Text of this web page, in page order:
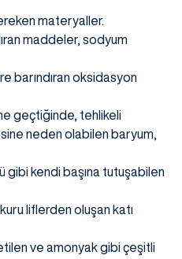
materyaller.
maddeler, sodyum
barındıran oksidasyon
geçtiğinde, tehlikeli
neden olabilen baryum,
gibi kendi başına tutuşabilen
liflerden oluşan katı
ve amonyak gibi çeşitli